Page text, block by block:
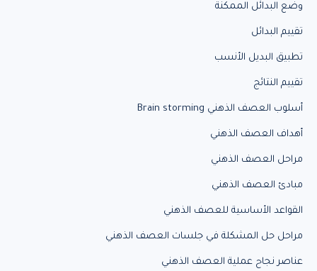
وضع البدائل الممكنة
تقييم البدائل
تطبيق البديل الأنسب
تقييم النتائج
أسلوب العصف الذهني Brain storming
أهداف العصف الذهني
مراحل العصف الذهني
مبادئ العصف الذهني
القواعد الأساسية للعصف الذهني
مراحل حل المشكلة في جلسات العصف الذهني
عناصر نجاح عملية العصف الذهني